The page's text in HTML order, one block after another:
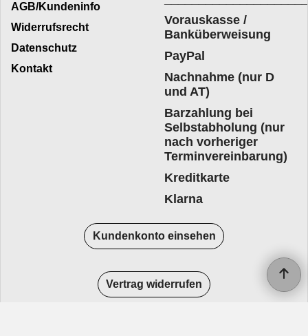
AGB/Kundeninfo
Widerrufsrecht
Datenschutz
Kontakt
Vorauskasse /
Banküberweisung
PayPal
Nachnahme (nur D
und AT)
Barzahlung bei
Selbstabholung (nur
nach vorheriger
Terminvereinbarung)
Kreditkarte
Klarna
Kundenkonto einsehen
Vertrag widerrufen